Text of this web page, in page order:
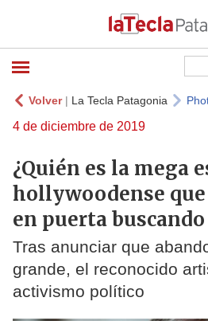
Volver| La Tecla Patagonia
4 de diciembre de 2019
¿Quién es la mega
hollywoodense
en puerta
Tras anunciar que
grande, el reconocido
activismo político